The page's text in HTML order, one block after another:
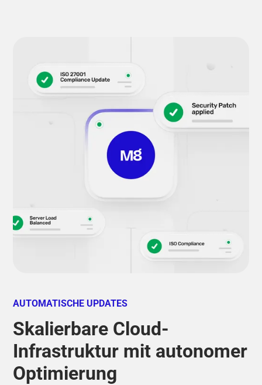
AUTOMATISCHE UPDATES
Skalierbare Cloud-
Infrastruktur mit autonomer
Optimierung